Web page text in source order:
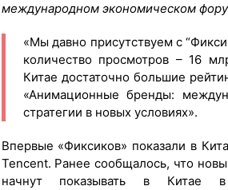
международном экономическом
«Мы давно присутствуем с
количество просмотров – 16
Китае достаточно большие
«Анимационные бренды:
стратегии в новых условиях».
Впервые «Фиксиков» показали в
Tencent. Ранее сообщалось, что
начнут показывать в Китае